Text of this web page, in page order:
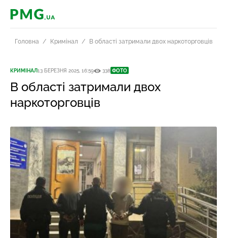
PMG.ua
Головна Кримінал В області затримали двох наркоторговців
КРИМІНАЛ13 БЕРЕЗНЯ 2025, 16:59 338 ФОТО
В області затримали двох
наркоторговців